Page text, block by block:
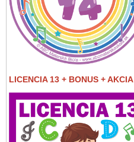
LICENCIA 13 + BONUS + AKCIA